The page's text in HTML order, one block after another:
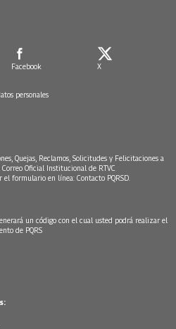
Facebook X
personales
Quejas, Reclamos, Solicitudes y Felicitaciones a
Oficial Institucional de RTVC
el formulario en línea: Contacto PQRSD.
un código con el cual usted podrá realizar el
de PQRS